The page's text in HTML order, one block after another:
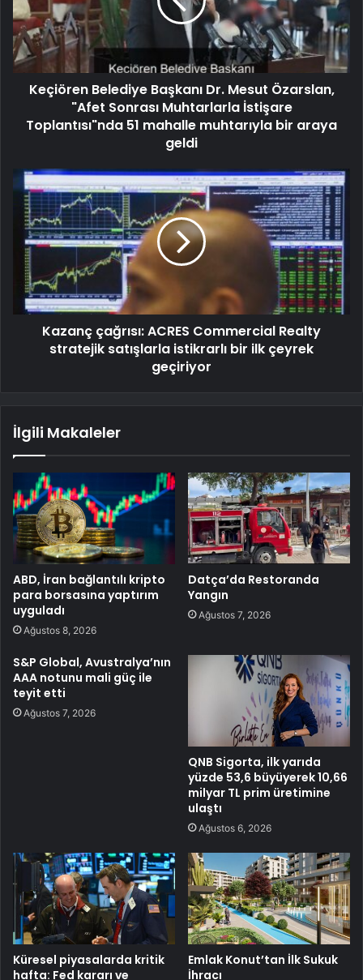
Keçiören Belediye Başkanı Dr. Mesut Özarslan,
"Afet Sonrası Muhtarlarla İstişare
Toplantısı"nda 51 mahalle muhtarıyla bir araya
geldi
Kazanç çağrısı: ACRES Commercial Realty
stratejik satışlarla istikrarlı bir ilk çeyrek
geçiriyor
İlgili Makaleler
ABD, İran bağlantılı kripto
para borsasına yaptırım
uyguladı
Ağustos 8, 2026
Datça’da Restoranda
Yangın
Ağustos 7, 2026
S&P Global, Avustralya’nın
AAA notunu mali güç ile
teyit etti
Ağustos 7, 2026
QNB Sigorta, ilk yarıda
yüzde 53,6 büyüyerek 10,66
milyar TL prim üretimine
ulaştı
Ağustos 6, 2026
Küresel piyasalarda kritik
hafta: Fed kararı ve
Emlak Konut’tan İlk Sukuk
İhracı